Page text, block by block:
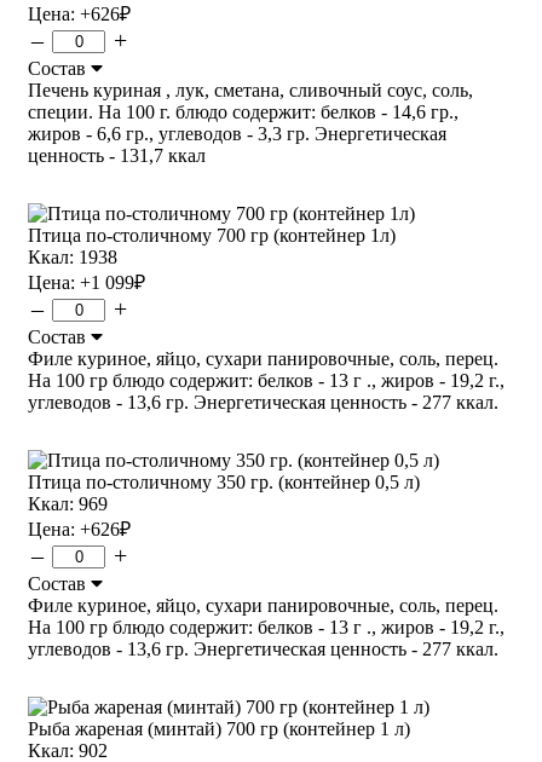
Цена: +626₽
– +
Состав
Печень куриная , лук, сметана, сливочный соус, соль,
специи. На 100 г. блюдо содержит: белков - 14,6 гр.,
жиров - 6,6 гр., углеводов - 3,3 гр. Энергетическая
ценность - 131,7 ккал
Птица по-столичному 700 гр (контейнер 1л)
Ккал: 1938
Цена: +1 099₽
– +
Состав
Филе куриное, яйцо, сухари панировочные, соль, перец.
На 100 гр блюдо содержит: белков - 13 г ., жиров - 19,2 г.,
углеводов - 13,6 гр. Энергетическая ценность - 277 ккал.
Птица по-столичному 350 гр. (контейнер 0,5 л)
Ккал: 969
Цена: +626₽
– +
Состав
Филе куриное, яйцо, сухари панировочные, соль, перец.
На 100 гр блюдо содержит: белков - 13 г ., жиров - 19,2 г.,
углеводов - 13,6 гр. Энергетическая ценность - 277 ккал.
Рыба жареная (минтай) 700 гр (контейнер 1 л)
Ккал: 902